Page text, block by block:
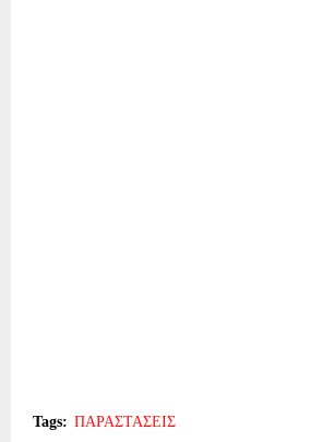
Tags: ΠΑΡΑΣΤΑΣΕΙΣ